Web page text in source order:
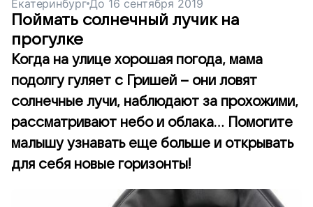
Екатеринбург До 16 сентября 2019
Поймать солнечный лучик на
прогулке
Когда на улице хорошая погода, мама
подолгу гуляет с Гришей – они ловят
солнечные лучи, наблюдают за прохожими,
рассматривают небо и облака… Помогите
малышу узнавать еще больше и открывать
для себя новые горизонты!